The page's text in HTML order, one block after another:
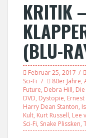
KRITIK
(BLU-
Februar 25, 2017
Sci-Fi
80er Jahre,
Future, Debra Hill,
DVD, Dystopie,
Harry Dean Stanton,
Kult, Kurt Russell, Lee
Sci-Fi, Snake Plissken,